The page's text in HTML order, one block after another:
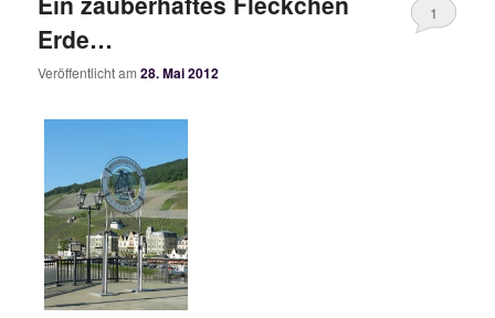
Erde…
Veröffentlicht am28. Mai 2012
1